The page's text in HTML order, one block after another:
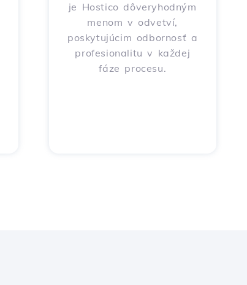
je Hostico dôveryhodným
menom v odvetví,
poskytujúcim odbornosť a
profesionalitu v každej
fáze procesu.